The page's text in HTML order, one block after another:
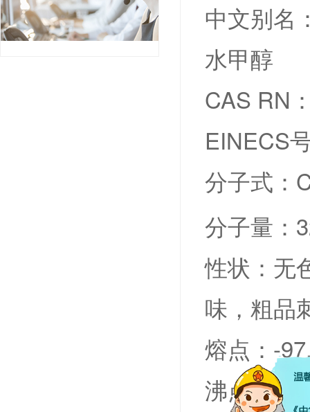
中文别名
水甲醇
CAS RN
EINECS
分子式：
分子量：
性状：无
味，粗品
熔点：-
沸点：